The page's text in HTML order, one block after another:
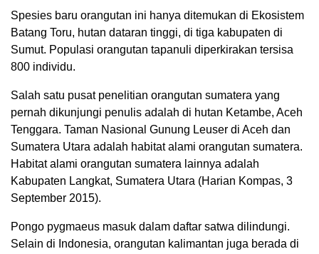
Spesies baru orangutan ini hanya ditemukan di Ekosistem
Batang Toru, hutan dataran tinggi, di tiga kabupaten di
Sumut. Populasi orangutan tapanuli diperkirakan tersisa
800 individu.
Salah satu pusat penelitian orangutan sumatera yang
pernah dikunjungi penulis adalah di hutan Ketambe, Aceh
Tenggara. Taman Nasional Gunung Leuser di Aceh dan
Sumatera Utara adalah habitat alami orangutan sumatera.
Habitat alami orangutan sumatera lainnya adalah
Kabupaten Langkat, Sumatera Utara (Harian Kompas, 3
September 2015).
Pongo pygmaeus masuk dalam daftar satwa dilindungi.
Selain di Indonesia, orangutan kalimantan juga berada di